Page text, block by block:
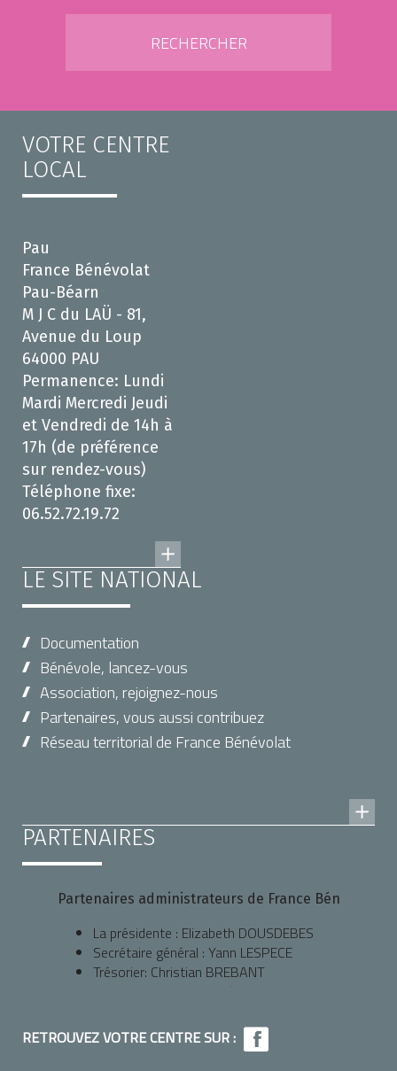
VOTRE CENTRE
LOCAL
Pau
France Bénévolat
Pau-Béarn
M J C du LAÜ - 81,
Avenue du Loup
64000 PAU
Permanence: Lundi
Mardi Mercredi Jeudi
et Vendredi de 14h à
17h (de préférence
sur rendez-vous)
Téléphone fixe:
06.52.72.19.72
LE SITE NATIONAL
Documentation
Bénévole, lancez-vous
Association, rejoignez-nous
Partenaires, vous aussi contribuez
Réseau territorial de France Bénévolat
PARTENAIRES
Partenaires administrateurs de France Bénévolat :
La présidente : Elizabeth DOUSDEBES
Secrétaire général : Yann LESPECE
Trésorier: Christian BREBANT
La Croix Rouge Pau, Président : Jean-Marc PONTET
L'OGFA : Marie-Hélène CAILLOIS
AID64 : François MORENO, Président.
RETROUVEZ VOTRE CENTRE SUR :